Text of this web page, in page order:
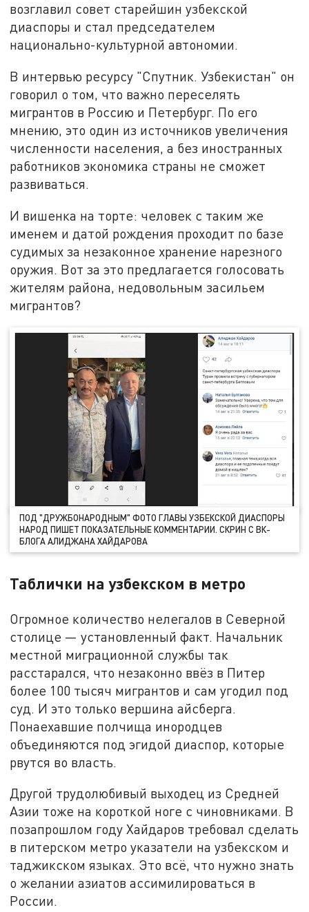
возглавил совет старейшин узбекской
диаспоры и стал председателем
национально-культурной автономии.
В интервью ресурсу "Спутник. Узбекистан" он
говорил о том, что важно переселять
мигрантов в Россию и Петербург. По его
мнению, это один из источников увеличения
численности населения, а без иностранных
работников экономика страны не сможет
развиваться.
И вишенка на торте: человек с таким же
именем и датой рождения проходит по базе
судимых за незаконное хранение нарезного
оружия. Вот за это предлагается голосовать
жителям района, недовольным засильем
мигрантов?
ПОД "ДРУЖБОНАРОДНЫМ" ФОТО ГЛАВЫ УЗБЕКСКОЙ ДИАСПОРЫ
НАРОД ПИШЕТ ПОКАЗАТЕЛЬНЫЕ КОММЕНТАРИИ. СКРИН С ВК-
БЛОГА АЛИДЖАНА ХАЙДАРОВА
Таблички на узбекском в метро
Огромное количество нелегалов в Северной
столице — установленный факт. Начальник
местной миграционной службы так
расстарался, что незаконно ввёз в Питер
более 100 тысяч мигрантов и сам угодил под
суд. И это только вершина айсберга.
Понаехавшие полчища инородцев
объединяются под эгидой диаспор, которые
рвутся во власть.
Другой трудолюбивый выходец из Средней
Азии тоже на короткой ноге с чиновниками. В
позапрошлом году Хайдаров требовал сделать
в питерском метро указатели на узбекском и
таджикском языках. Это всё, что нужно знать
о желании азиатов ассимилироваться в
России.